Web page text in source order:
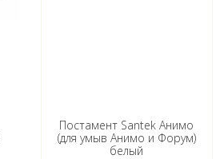
Постамент Santek Анимо
(для умыв Анимо и Форум)
белый